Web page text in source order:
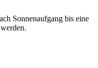
Sonnenaufgang bis eine